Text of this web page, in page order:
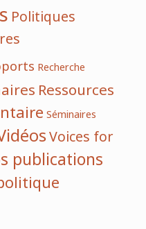
Politiques
Recherche
Ressources
Séminaires
Voices for
publications